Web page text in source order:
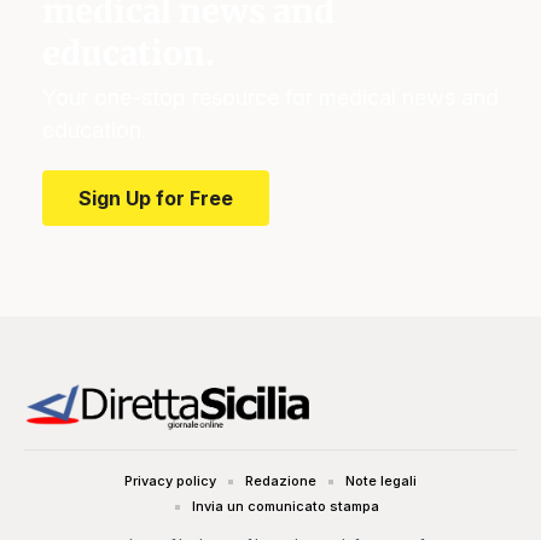
Sign Up for Free
Privacy policy Redazione
Note legali
Invia un comunicato stampa